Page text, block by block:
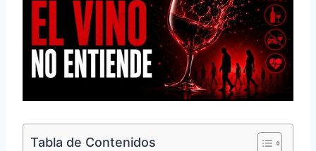
Tabla de Contenidos